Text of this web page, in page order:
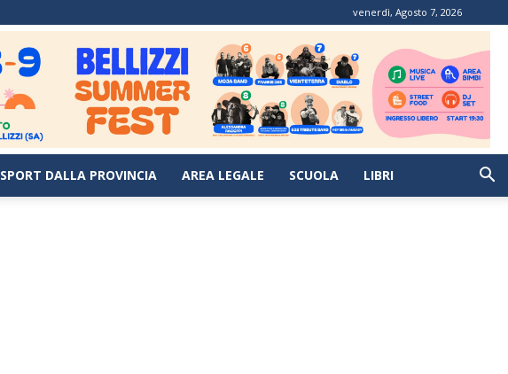
venerdì, Agosto 7, 2026
SPORT DALLA PROVINCIA AREA LEGALE SCUOLA LIBRI